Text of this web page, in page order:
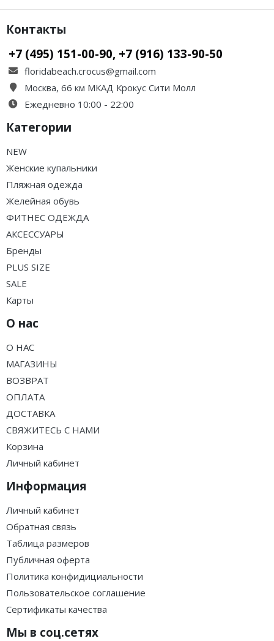
Контакты
+7 (495) 151-00-90, +7 (916) 133-90-50
floridabeach.crocus@gmail.com
Москва, 66 км МКАД Крокус Сити Молл
Ежедневно 10:00 - 22:00
Категории
NEW
Женские купальники
Пляжная одежда
Желейная обувь
ФИТНЕС ОДЕЖДА
АКСЕССУАРЫ
Бренды
PLUS SIZE
SALE
Карты
О нас
О НАС
МАГАЗИНЫ
ВОЗВРАТ
ОПЛАТА
ДОСТАВКА
СВЯЖИТЕСЬ С НАМИ
Корзина
Личный кабинет
Информация
Личный кабинет
Обратная связь
Таблица размеров
Публичная оферта
Политика конфидициальности
Пользовательское соглашение
Сертификаты качества
Мы в соц.сетях